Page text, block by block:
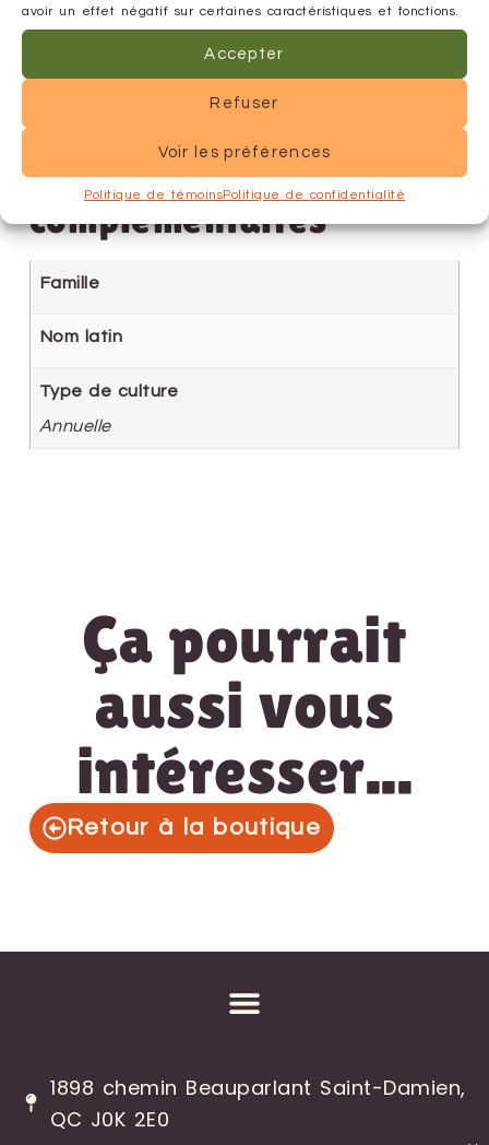
avoir un effet négatif sur certaines caractéristiques et fonctions.
Accepter
Refuser
Voir les préférences
Politique de témoinsPolitique de confidentialité
Informations
complémentaires
Famille
Nom latin
Type de culture
Annuelle
Ça pourrait
aussi vous
intéresser...
Retour à la boutique
1898 chemin Beauparlant Saint-Damien,
QC J0K 2E0